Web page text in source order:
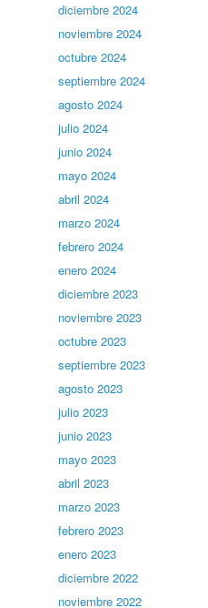
diciembre 2024
noviembre 2024
octubre 2024
septiembre 2024
agosto 2024
julio 2024
junio 2024
mayo 2024
abril 2024
marzo 2024
febrero 2024
enero 2024
diciembre 2023
noviembre 2023
octubre 2023
septiembre 2023
agosto 2023
julio 2023
junio 2023
mayo 2023
abril 2023
marzo 2023
febrero 2023
enero 2023
diciembre 2022
noviembre 2022